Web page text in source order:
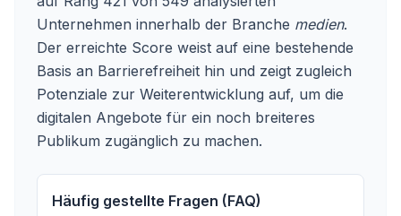
Unternehmen innerhalb der Branche medien.
Der erreichte Score weist auf eine bestehende
Basis an Barrierefreiheit hin und zeigt zugleich
Potenziale zur Weiterentwicklung auf, um die
digitalen Angebote für ein noch breiteres
Publikum zugänglich zu machen.
Häufig gestellte Fragen (FAQ)